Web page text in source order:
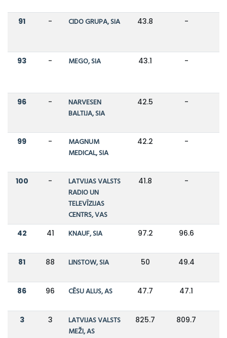
91 - CIDO GRUPA, SIA 43.8 -
93 - MEGO, SIA 43.1 -
96 -
NARVESEN
BALTIJA, SIA
42.5 -
99 -
MAGNUM
MEDICAL, SIA
42.2 -
100 -
LATVIJAS VALSTS
RADIO UN
TELEVĪZIJAS
CENTRS, VAS
41.8 -
42 41 KNAUF, SIA 97.2 96.6
81 88 LINSTOW, SIA 50 49.4
86 96 CĒSU ALUS, AS 47.7 47.1
3 3
LATVIJAS VALSTS
MEŽI, AS
825.7 809.7